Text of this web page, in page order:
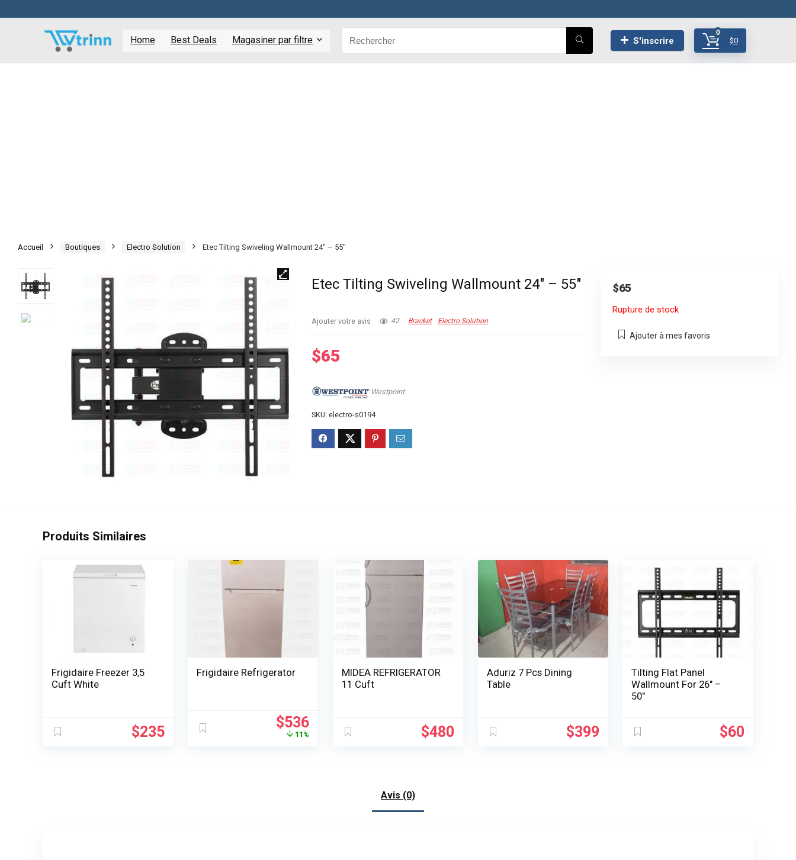
Home Best Deals Magasiner par filtre S'inscrire
0
$0
Accueil Boutiques Electro Solution Etec Tilting Swiveling Wallmount 24″ – 55″
Etec Tilting Swiveling Wallmount 24″ – 55″
Ajouter votre avis 42 Bracket Electro Solution
$65
Westpoint
SKU:electro-s0194
$65
Rupture de stock
Ajouter à mes favoris
Produits Similaires
Frigidaire Freezer 3,5
Cuft White
$235
Frigidaire Refrigerator
Le
prix
$536Le
11%
MIDEA REFRIGERATOR
11 Cuft
$480
Aduriz 7 Pcs Dining
Table
$399
Tilting Flat Panel
Wallmount For 26″ –
50″
$60
Avis (0)